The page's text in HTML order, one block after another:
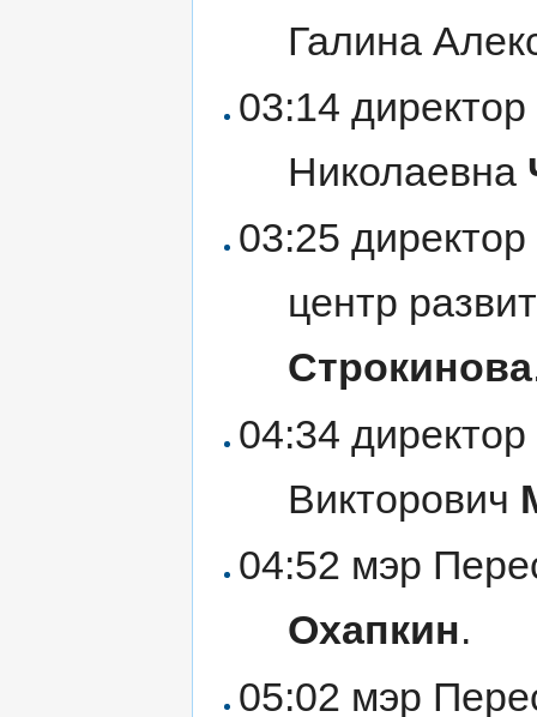
Галина
03:14
Николаевна
03:25
центр
Строкинова
04:34
Викторович
04:52 мэр
Охапкин.
05:02 мэр